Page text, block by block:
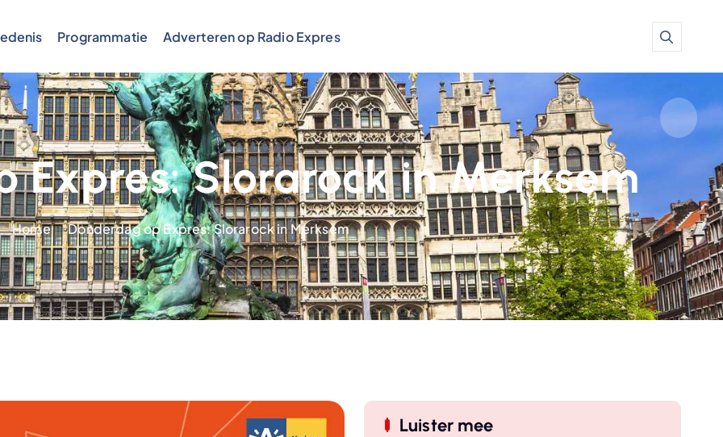
Programmatie Adverteren op Radio Expres
Expres: Slorarock in Merksem
Home Donderdag op Expres: Slorarock in Merksem
Luister mee